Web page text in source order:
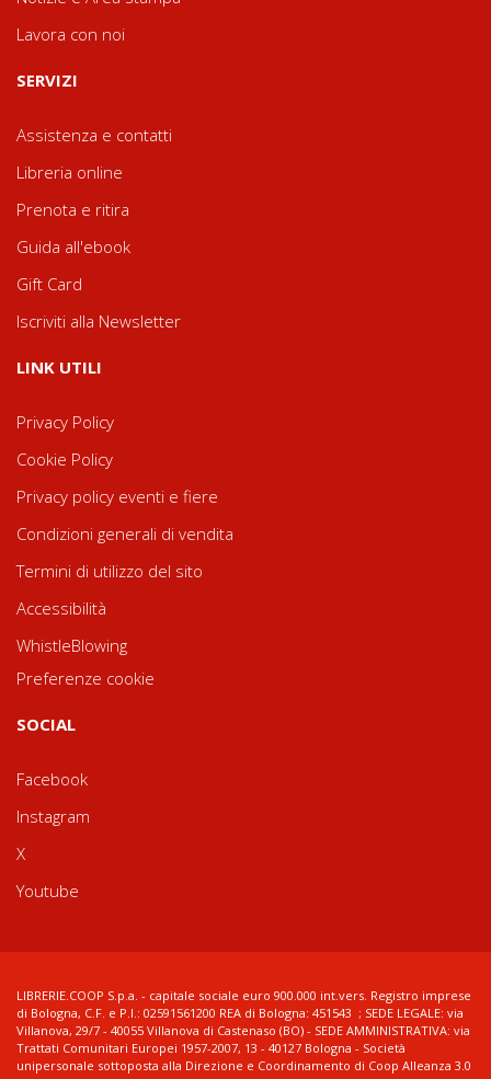
Lavora con noi
SERVIZI
Assistenza e contatti
Libreria online
Prenota e ritira
Guida all'ebook
Gift Card
Iscriviti alla Newsletter
LINK UTILI
Privacy Policy
Cookie Policy
Privacy policy eventi e fiere
Condizioni generali di vendita
Termini di utilizzo del sito
Accessibilità
WhistleBlowing
Preferenze cookie
SOCIAL
Facebook
Instagram
X
Youtube
LIBRERIE.COOP S.p.a. - capitale sociale euro 900.000 int.vers. Registro imprese
di Bologna, C.F. e P.I.: 02591561200 REA di Bologna: 451543 ; SEDE LEGALE: via
Villanova, 29/7 - 40055 Villanova di Castenaso (BO) - SEDE AMMINISTRATIVA: via
Trattati Comunitari Europei 1957-2007, 13 - 40127 Bologna - Società
unipersonale sottoposta alla Direzione e Coordinamento di Coop Alleanza 3.0